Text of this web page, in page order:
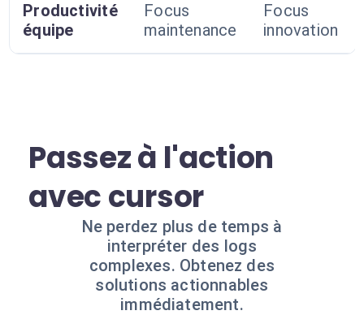
Productivité
équipe
Focus
maintenance
Focus
innovation
Passez à l'action
avec cursor
Ne perdez plus de temps à
interpréter des logs
complexes. Obtenez des
solutions actionnables
immédiatement.